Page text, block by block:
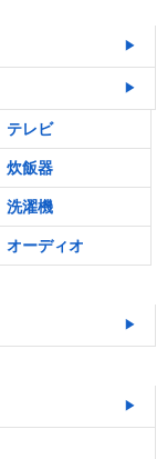
テレビ
炊飯器
洗濯機
オーディオ